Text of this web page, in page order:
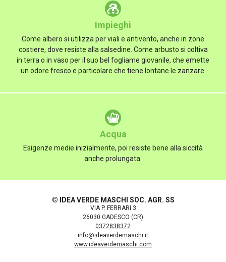
Impieghi
Come albero si utilizza per viali e antivento, anche in zone
costiere, dove resiste alla salsedine. Come arbusto si coltiva
in terra o in vaso per il suo bel fogliame giovanile, che emette
un odore fresco e particolare che tiene lontane le zanzare.
Acqua
Esigenze medie inizialmente, poi resiste bene alla siccità
anche prolungata.
© IDEA VERDE MASCHI SOC. AGR. SS
VIA P. FERRARI 3
26030 GADESCO (CR)
0372838372
info@ideaverdemaschi.it
www.ideaverdemaschi.com